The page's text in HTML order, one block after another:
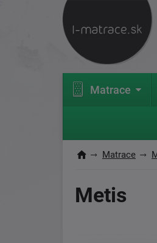
Matrace
Matrace
Metis